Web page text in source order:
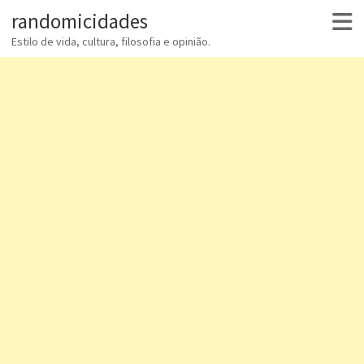
randomicidades
Estilo de vida, cultura, filosofia e opinião.